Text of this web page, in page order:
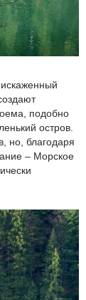
подобно
остров.
но, благодаря
– Морское